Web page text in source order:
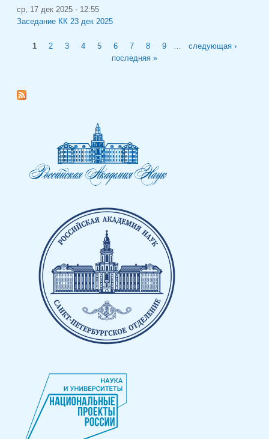
ср, 17 дек 2025 - 12:55
Заседание КК 23 дек 2025
Страницы
1 2 3 4 5 6 7 8 9
следующая ›
последняя »